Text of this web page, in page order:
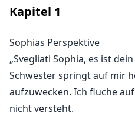
Wand und versuche, die
"Ich, Terry Moore, lehne
meine Partnerin und
jedes Wort durchbohrt mein
Kapitel 1
Sophias Perspektive
„Svegliati Sophia, es ist
Schwester springt auf mir
aufzuwecken. Ich fluche
nicht versteht.